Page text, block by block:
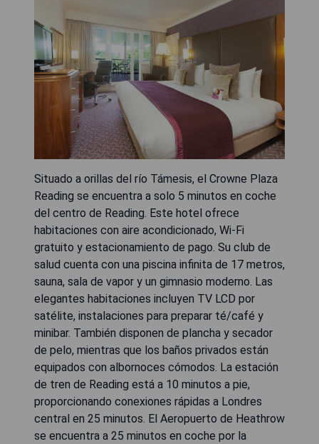
Situado a orillas del río Támesis, el Crowne Plaza
Reading se encuentra a solo 5 minutos en coche
del centro de Reading. Este hotel ofrece
habitaciones con aire acondicionado, Wi-Fi
gratuito y estacionamiento de pago. Su club de
salud cuenta con una piscina infinita de 17 metros,
sauna, sala de vapor y un gimnasio moderno. Las
elegantes habitaciones incluyen TV LCD por
satélite, instalaciones para preparar té/café y
minibar. También disponen de plancha y secador
de pelo, mientras que los baños privados están
equipados con albornoces cómodos. La estación
de tren de Reading está a 10 minutos a pie,
proporcionando conexiones rápidas a Londres
central en 25 minutos. El Aeropuerto de Heathrow
se encuentra a 25 minutos en coche por la